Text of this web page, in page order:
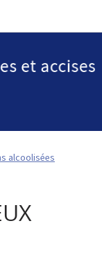
alcoolisées